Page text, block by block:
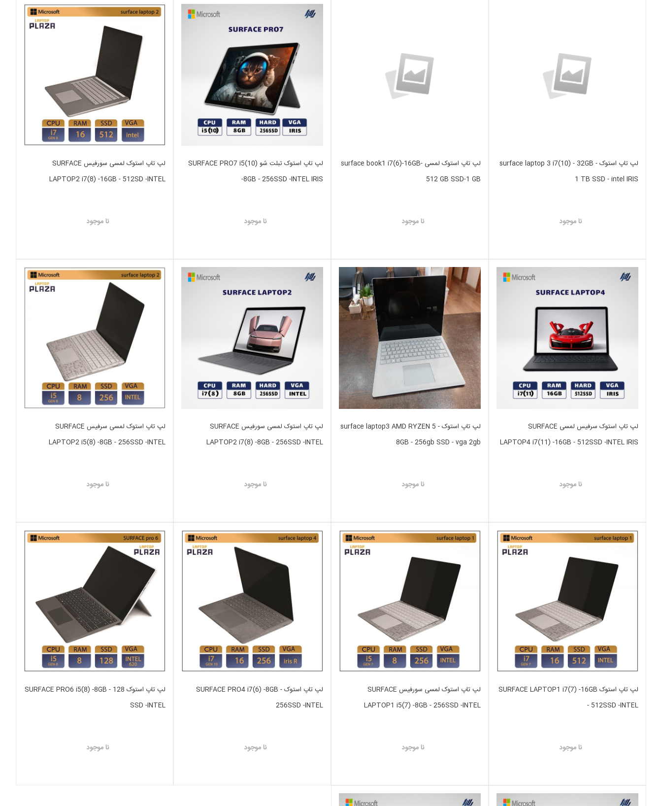
لپ تاپ استوک surface laptop 3 i7(10) - 32GB -
1 TB SSD - intel IRIS
نا موجود
لپ تاپ استوک لمسی surface book1 i7(6)-16GB-
512 GB SSD-1 GB
نا موجود
لپ تاپ استوک تبلت شو SURFACE PRO7 i5(10)
-8GB - 256SSD -INTEL IRIS
نا موجود
لپ تاپ استوک لمسی سورفیس SURFACE
LAPTOP2 i7(8) -16GB - 512SD -INTEL
نا موجود
لپ تاپ استوک سرفیس لمسی SURFACE
LAPTOP4 i7(11) -16GB - 512SSD -INTEL IRIS
نا موجود
لپ تاپ استوک surface laptop3 AMD RYZEN 5 -
8GB - 256gb SSD - vga 2gb
نا موجود
لپ تاپ استوک لمسی سورفیس SURFACE
LAPTOP2 i7(8) -8GB - 256SSD -INTEL
نا موجود
لپ تاپ استوک لمسی سرفیس SURFACE
LAPTOP2 i5(8) -8GB - 256SSD -INTEL
نا موجود
لپ تاپ استوک SURFACE LAPTOP1 i7(7) -16GB
- 512SSD -INTEL
نا موجود
لپ تاپ استوک لمسی سورفیس SURFACE
LAPTOP1 i5(7) -8GB - 256SSD -INTEL
نا موجود
لپ تاپ استوک SURFACE PRO4 i7(6) -8GB -
256SSD -INTEL
نا موجود
لپ تاپ استوک SURFACE PRO6 i5(8) -8GB - 128
SSD -INTEL
نا موجود